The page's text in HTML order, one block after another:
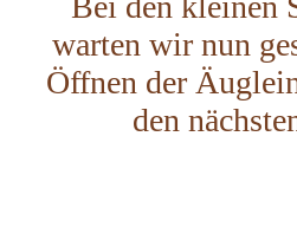
warten wir nun
Öffnen der
den